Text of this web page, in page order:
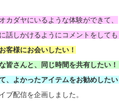
カダヤにいるような体験ができて、
話しかけるようにコメントをして
客様にお会いしたい！
皆さんと、同じ時間を共有したい
、よかったアイテムをお勧めした
ブ配信を企画しました。